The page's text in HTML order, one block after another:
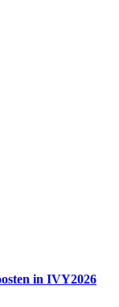
in IVY2026